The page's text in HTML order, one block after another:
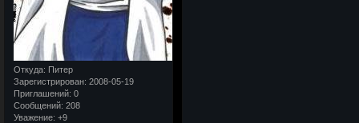
Откуда: Питер
Зарегистрирован: 2008-05-19
Приглашений: 0
Сообщений: 208
Уважение: +9